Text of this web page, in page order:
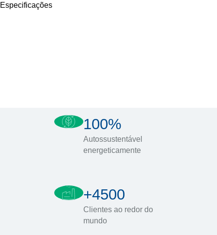
Especificações
100%
Autossustentável
energeticamente
+4500
Clientes ao redor do
mundo